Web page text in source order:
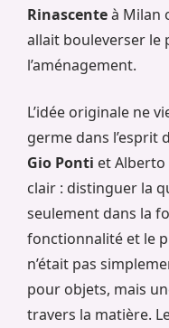
Rinascenteà Milan
allait bouleverser le
l’aménagement.
L’idée originale ne
germe dans l’esprit
Gio Ponti et
clair : distinguer la
seulement dans la
fonctionnalité et le
n’était pas
pour objets, mais
travers la matière.